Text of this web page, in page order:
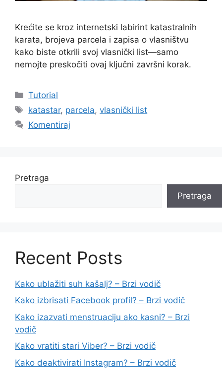
Krećite se kroz internetski labirint katastralnih
karata, brojeva parcela i zapisa o vlasništvu
kako biste otkrili svoj vlasnički list—samo
nemojte preskočiti ovaj ključni završni korak.
Kategorije
Tutorial
Oznake
katastar, parcela,vlasnički list
Komentiraj
Pretraga
Pretraga
Recent Posts
Kako ublažiti suh kašalj? – Brzi vodič
Kako izbrisati Facebook profil? – Brzi vodič
Kako izazvati menstruaciju ako kasni? – Brzi
vodič
Kako vratiti stari Viber? – Brzi vodič
Kako deaktivirati Instagram? – Brzi vodič